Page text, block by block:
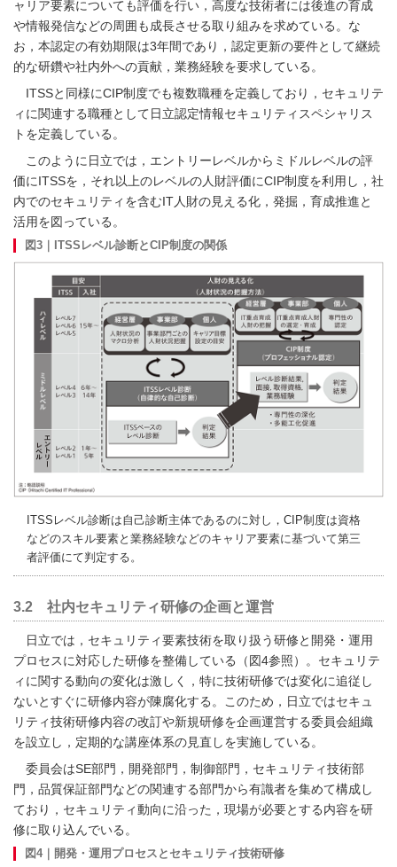
ャリア要素についても評価を行い，高度な技術者には後進の育成
や情報発信などの周囲も成長させる取り組みを求めている。な
お，本認定の有効期限は3年間であり，認定更新の要件として継続
的な研鑽や社内外への貢献，業務経験を要求している。
ITSSと同様にCIP制度でも複数職種を定義しており，セキュリテ
ィに関連する職種として日立認定情報セキュリティスペシャリス
トを定義している。
このように日立では，エントリーレベルからミドルレベルの評
価にITSSを，それ以上のレベルの人財評価にCIP制度を利用し，社
内でのセキュリティを含むIT人財の見える化，発掘，育成推進と
活用を図っている。
図3｜ITSSレベル診断とCIP制度の関係
ITSSレベル診断は自己診断主体であるのに対し，CIP制度は資格
などのスキル要素と業務経験などのキャリア要素に基づいて第三
者評価にて判定する。
3.2 社内セキュリティ研修の企画と運営
日立では，セキュリティ要素技術を取り扱う研修と開発・運用
プロセスに対応した研修を整備している（図4参照）。セキュリテ
ィに関する動向の変化は激しく，特に技術研修では変化に追従し
ないとすぐに研修内容が陳腐化する。このため，日立ではセキュ
リティ技術研修内容の改訂や新規研修を企画運営する委員会組織
を設立し，定期的な講座体系の見直しを実施している。
委員会はSE部門，開発部門，制御部門，セキュリティ技術部
門，品質保証部門などの関連する部門から有識者を集めて構成し
ており，セキュリティ動向に沿った，現場が必要とする内容を研
修に取り込んでいる。
図4｜開発・運用プロセスとセキュリティ技術研修